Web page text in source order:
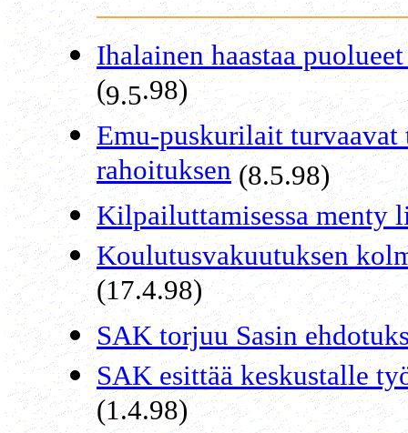
Ihalainen haastaa
(9.5.98)
Emu-puskurilait
rahoituksen(8.5.98)
Kilpailuttamisessa menty
Koulutusvakuutuksen
(17.4.98)
SAK torjuu Sasin
SAK esittää keskustalle
(1.4.98)